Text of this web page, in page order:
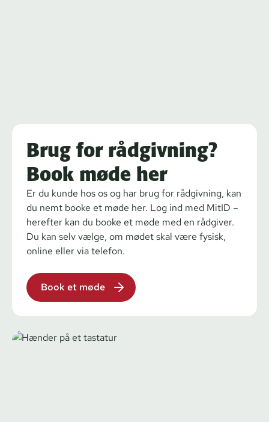
Brug for rådgivning?
Book møde her
Er du kunde hos os og har brug for rådgivning, kan
du nemt booke et møde her. Log ind med MitID –
herefter kan du booke et møde med en rådgiver.
Du kan selv vælge, om mødet skal være fysisk,
online eller via telefon.
Book et møde